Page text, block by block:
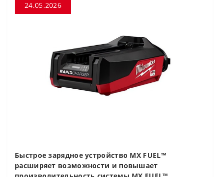
24.05.2026
Быстрое зарядное устройство MX FUEL™
расширяет возможности и повышает